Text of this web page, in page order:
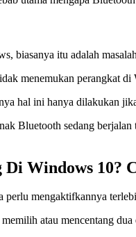
biasanya itu adalah
menemukan perangkat di
hal ini hanya dilakukan
Bluetooth sedang
Windows 10?
perlu mengaktifkannya
atau mencentang dua